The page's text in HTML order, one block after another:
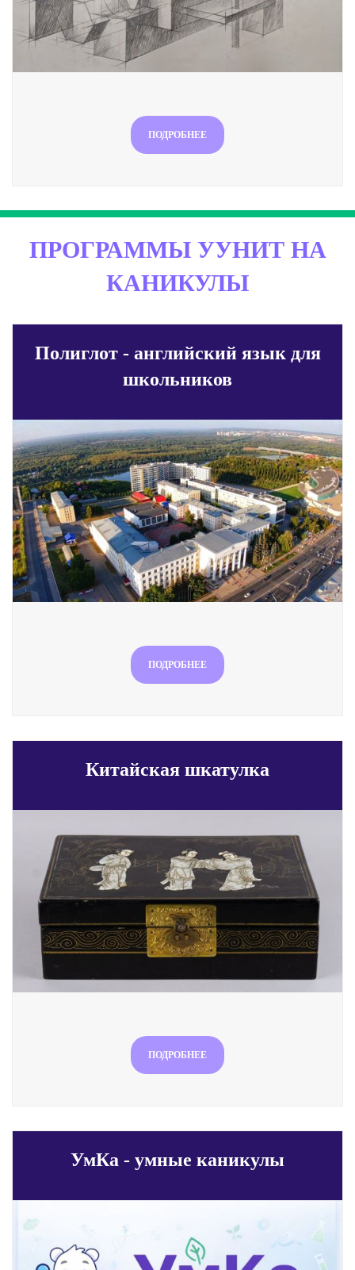
ПОДРОБНЕЕ
ПРОГРАММЫ УУНИТ НА
КАНИКУЛЫ
Полиглот - английский язык для
школьников
ПОДРОБНЕЕ
Китайская шкатулка
ПОДРОБНЕЕ
УмКа - умные каникулы